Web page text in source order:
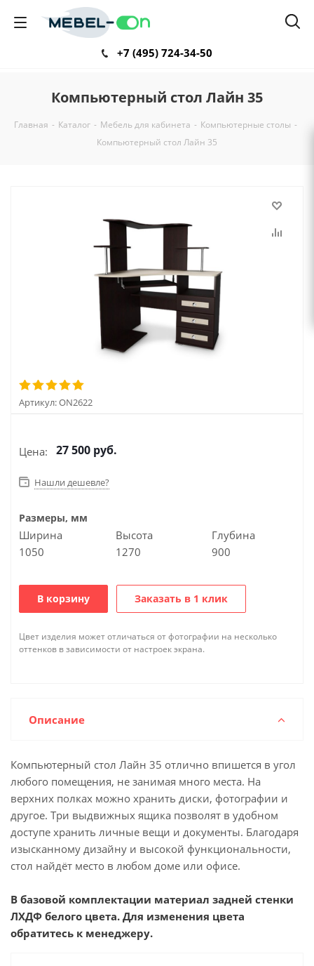
+7 (495) 724-34-50
Компьютерный стол Лайн 35
Главная - Каталог - Мебель для кабинета - Компьютерные столы -
Компьютерный стол Лайн 35
Артикул:ON2622
Цена: 27 500 руб.
Нашли дешевле?
Размеры, мм
Ширина
1050
Высота
1270
Глубина
900
В корзину Заказать в 1 клик
Цвет изделия может отличаться от фотографии на несколько
оттенков в зависимости от настроек экрана.
Описание
Компьютерный стол Лайн 35 отлично впишется в угол
любого помещения, не занимая много места. На
верхних полках можно хранить диски, фотографии и
другое. Три выдвижных ящика позволят в удобном
доступе хранить личные вещи и документы. Благодаря
изысканному дизайну и высокой функциональности,
стол найдёт место в любом доме или офисе.
В базовой комплектации материал задней стенки
ЛХДФ белого цвета. Для изменения цвета
обратитесь к менеджеру.